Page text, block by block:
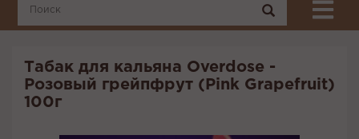
Табак для кальяна Overdose -
Розовый грейпфрут (Pink Grapefruit)
100г